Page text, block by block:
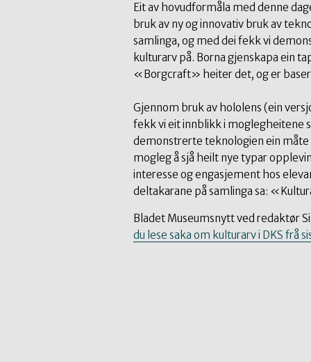
Eit av hovudformåla med denne
bruk av ny og innovativ bruk av
samlinga, og med dei fekk vi
kulturarv på. Borna gjenskapa ein
«Borgcraft» heiter det, og er
Gjennom bruk av hololens (ein
fekk vi eit innblikk i moglegheitene
demonstrerte teknologien ein måte
mogleg å sjå heilt nye typar
interesse og engasjement hos
deltakarane på samlinga sa:
Bladet Museumsnytt ved redaktør
du lese saka om kulturarv i DKS frå